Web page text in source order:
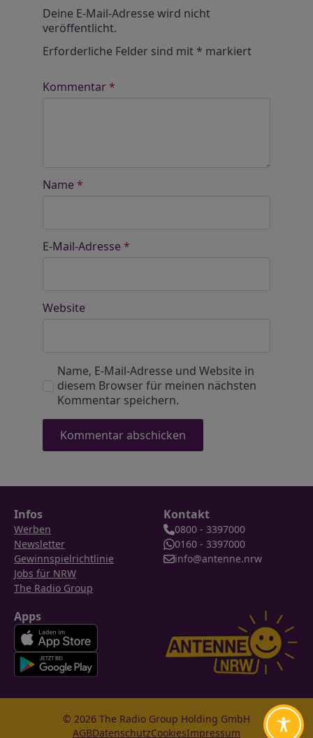
Deine E-Mail-Adresse wird nicht
veröffentlicht.
Erforderliche Felder sind mit * markiert
Kommentar*
Name *
E-Mail-Adresse *
Website
Name, E-Mail-Adresse und Website in
diesem Browser für meinen nächsten
Kommentar speichern.
Infos
Werben
Newsletter
Gewinnspielrichtlinie
Jobs für NRW
The Radio Group
Kontakt
0800 - 3397000
0160 - 3397000
info@antenne.nrw
Apps
© 2026 The Radio Group Holding GmbH
AGBDatenschutzCookiesImpressum